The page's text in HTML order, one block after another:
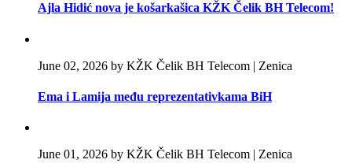
Ajla Hidić nova je košarkašica KŽK Čelik BH Telecom!
June 02, 2026 by KŽK Čelik BH Telecom | Zenica
Ema i Lamija među reprezentativkama BiH
June 01, 2026 by KŽK Čelik BH Telecom | Zenica